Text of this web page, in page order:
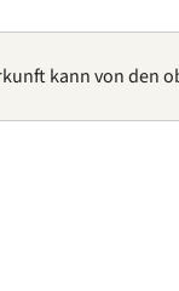
kann von den